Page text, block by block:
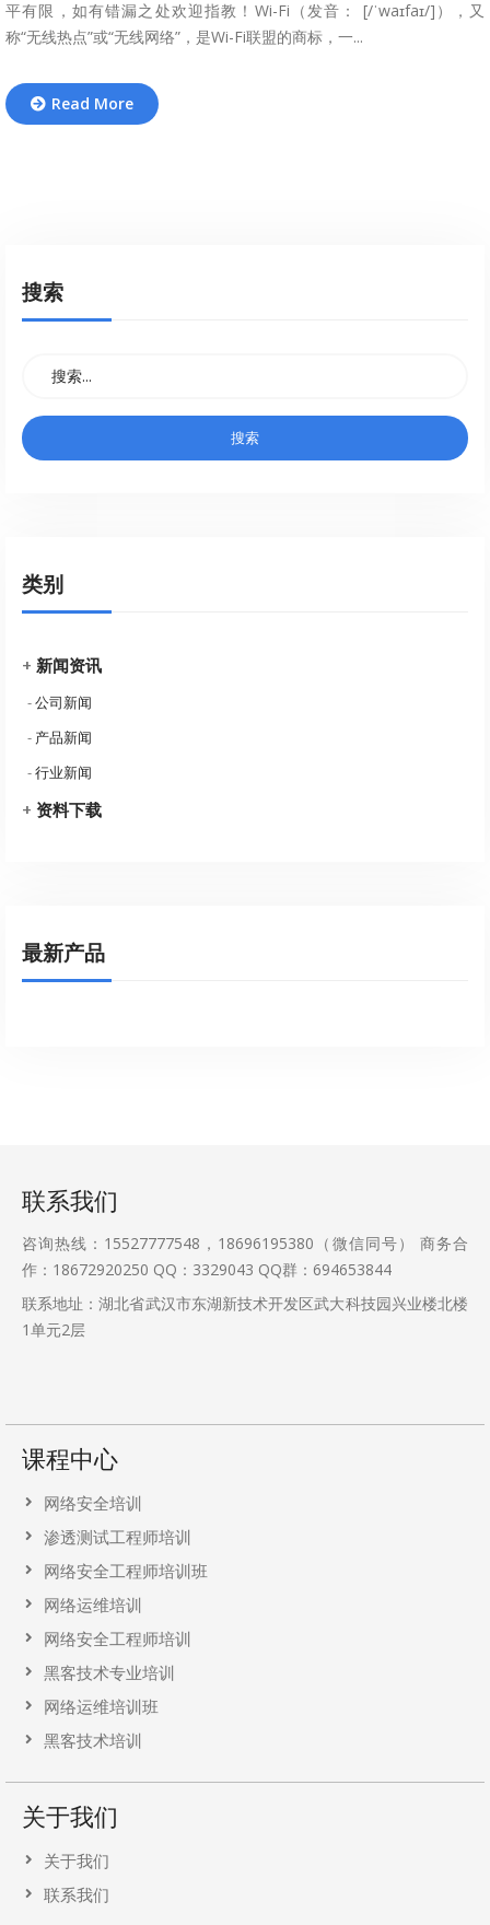
平有限，如有错漏之处欢迎指教！Wi-Fi（发音： [/ˈwaɪfaɪ/]），又
称“无线热点”或“无线网络”，是Wi-Fi联盟的商标，一...
Read More
搜索
类别
+ 新闻资讯
-公司新闻
- 产品新闻
-行业新闻
+ 资料下载
最新产品
联系我们
咨询热线：15527777548，18696195380（微信同号） 商务合
作：18672920250 QQ：3329043 QQ群：694653844
联系地址：湖北省武汉市东湖新技术开发区武大科技园兴业楼北楼
1单元2层
课程中心
网络安全培训
渗透测试工程师培训
网络安全工程师培训班
网络运维培训
网络安全工程师培训
黑客技术专业培训
网络运维培训班
黑客技术培训
关于我们
关于我们
联系我们